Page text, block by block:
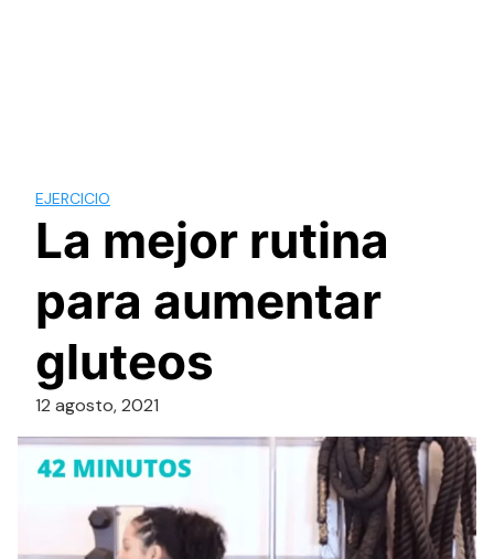
EJERCICIO
La mejor rutina
para aumentar
gluteos
12 agosto, 2021